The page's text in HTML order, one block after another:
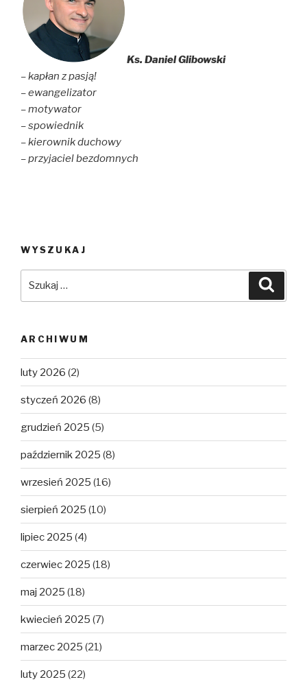
w
w
i
n
o
)
e
w
w
i
n
d
o
w
)
d
o
Ks. Daniel Glibowski
– kapłan z pasją!
– ewangelizator
– motywator
– spowiednik
– kierownik duchowy
– przyjaciel bezdomnych
WYSZUKAJ
ARCHIWUM
luty 2026 (2)
styczeń 2026 (8)
grudzień 2025 (5)
październik 2025 (8)
wrzesień 2025 (16)
sierpień 2025 (10)
lipiec 2025 (4)
czerwiec 2025 (18)
maj 2025 (18)
kwiecień 2025 (7)
marzec 2025 (21)
luty 2025 (22)